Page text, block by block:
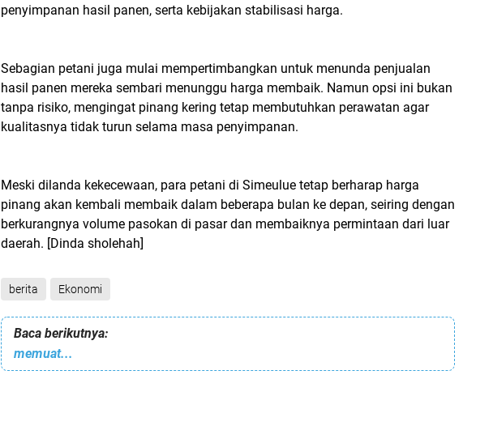
penyimpanan hasil panen, serta kebijakan stabilisasi harga.
Sebagian petani juga mulai mempertimbangkan untuk menunda penjualan
hasil panen mereka sembari menunggu harga membaik. Namun opsi ini bukan
tanpa risiko, mengingat pinang kering tetap membutuhkan perawatan agar
kualitasnya tidak turun selama masa penyimpanan.
Meski dilanda kekecewaan, para petani di Simeulue tetap berharap harga
pinang akan kembali membaik dalam beberapa bulan ke depan, seiring dengan
berkurangnya volume pasokan di pasar dan membaiknya permintaan dari luar
daerah. [Dinda sholehah]
berita Ekonomi
Baca berikutnya:
memuat...